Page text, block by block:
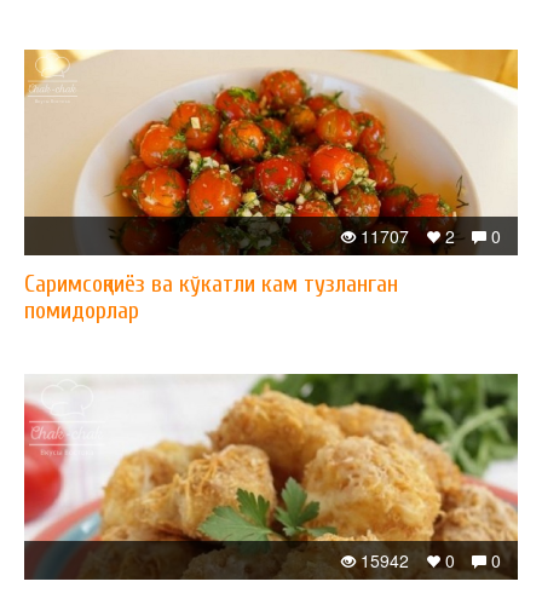
0
2
11707
Саримсоқпиёз ва кўкатли кам тузланган
помидорлар
0
0
15942